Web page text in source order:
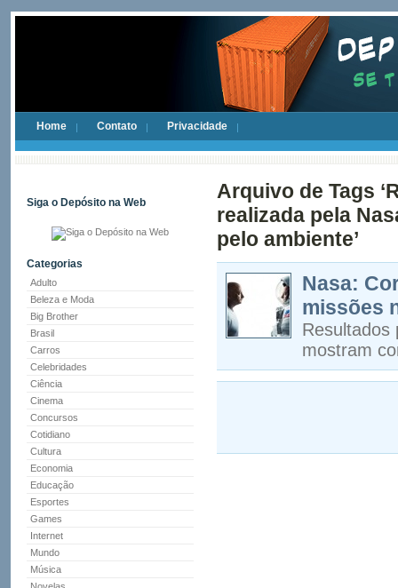
Home Contato Privacidade
Siga o Depósito na Web
Categorias
Adulto
Beleza e Moda
Big Brother
Brasil
Carros
Celebridades
Ciência
Cinema
Concursos
Cotidiano
Cultura
Economia
Educação
Esportes
Games
Internet
Mundo
Música
Arquivo de Tags
realizada pela
pelo ambiente’
Nasa:
missões
Resultados
mostram